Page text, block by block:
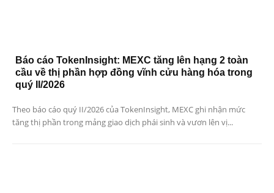
Báo cáo TokenInsight: MEXC tăng lên hạng 2 toàn
cầu về thị phần hợp đồng vĩnh cửu hàng hóa trong
quý II/2026
Theo báo cáo quý II/2026 của TokenInsight, MEXC ghi nhận mức
tăng thị phần trong mảng giao dịch phái sinh và vươn lên vị...